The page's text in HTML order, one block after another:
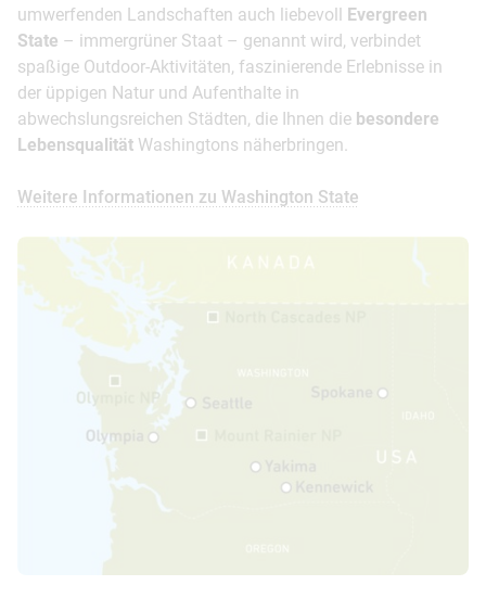
umwerfenden Landschaften auch liebevoll Evergreen
State – immergrüner Staat – genannt wird, verbindet
spaßige Outdoor-Aktivitäten, faszinierende Erlebnisse in
der üppigen Natur und Aufenthalte in
abwechslungsreichen Städten, die Ihnen die besondere
Lebensqualität Washingtons näherbringen.
Weitere Informationen zu Washington State